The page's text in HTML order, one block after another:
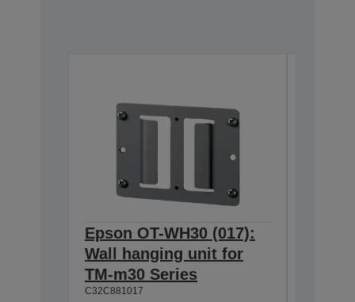
Epson OT-WH30 (017):
Wall hanging unit for
TM-m30 Series
C32C881017